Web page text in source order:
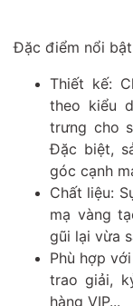
Đặc điểm nổi bật
Thiết kế:
theo kiểu
trưng cho
Đặc biệt,
góc cạnh
Chất liệu:
mạ vàng
gũi lại vừa
Phù hợp
trao giải,
hàng VIP...